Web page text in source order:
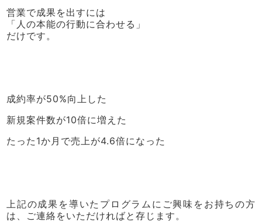
営業で成果を出すには
「人の本能の行動に合わせる」
だけです。
成約率が50%向上した
新規案件数が10倍に増えた
たった1か月で売上が4.6倍になった
上記の成果を導いたプログラムにご興味をお持ちの方
は、ご連絡をいただければと存じます。